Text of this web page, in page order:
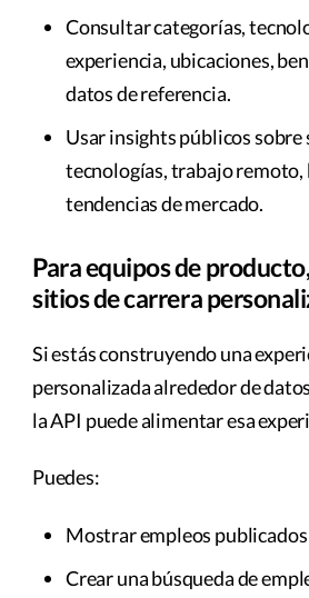
Consultar categorías,
experiencia, ubicaciones,
datos de referencia.
Usar insights públicos sobre
tecnologías, trabajo remoto,
tendencias de mercado.
Para equipos de
sitios de carrera
Si estás construyendo una
personalizada alrededor de
la API puede alimentar esa
Puedes:
Mostrar empleos
Crear una búsqueda de